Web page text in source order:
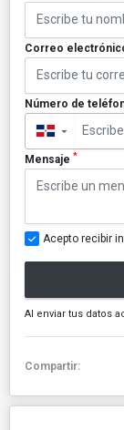
Correo
Número de
▼
Mensaje *
Acepto recibir
Al enviar tus datos
Compartir: